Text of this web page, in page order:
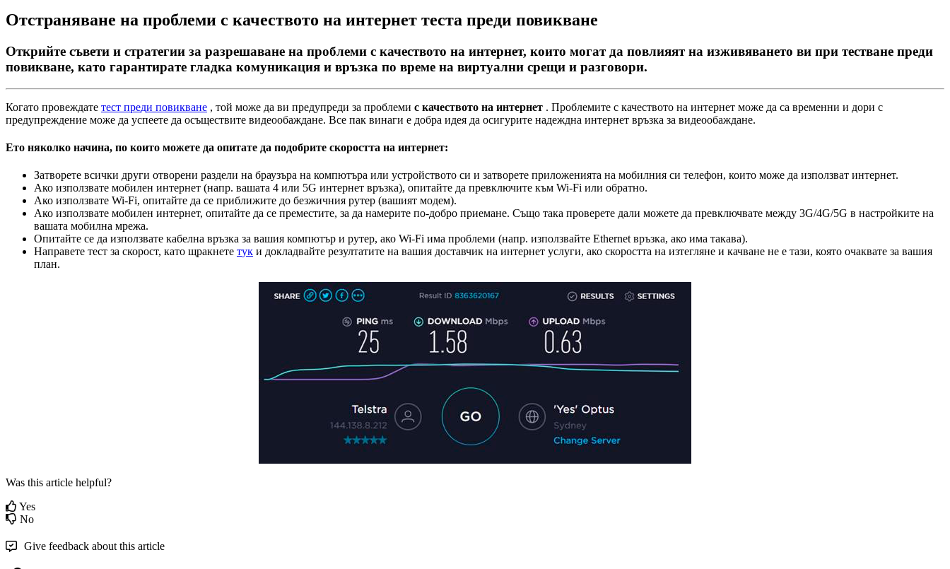
Отстраняване на проблеми с качеството на интернет теста преди повикване
Открийте съвети и стратегии за разрешаване на проблеми с качеството на интернет, които могат да повлияят на изживяването ви при тестване преди
повикване, като гарантирате гладка комуникация и връзка по време на виртуални срещи и разговори.
Когато провеждате тест преди повикване , той може да ви предупреди за проблеми с качеството на интернет . Проблемите с качеството на интернет може да са временни и дори с
предупреждение може да успеете да осъществите видеообаждане. Все пак винаги е добра идея да осигурите надеждна интернет връзка за видеообаждане.
Ето няколко начина, по които можете да опитате да подобрите скоростта на интернет:
Затворете всички други отворени раздели на браузъра на компютъра или устройството си и затворете приложенията на мобилния си телефон, които може да използват интернет.
Ако използвате мобилен интернет (напр. вашата 4 или 5G интернет връзка), опитайте да превключите към Wi-Fi или обратно.
Ако използвате Wi-Fi, опитайте да се приближите до безжичния рутер (вашият модем).
Ако използвате мобилен интернет, опитайте да се преместите, за да намерите по-добро приемане. Също така проверете дали можете да превключвате между 3G/4G/5G в настройките на
вашата мобилна мрежа.
Опитайте се да използвате кабелна връзка за вашия компютър и рутер, ако Wi-Fi има проблеми (напр. използвайте Ethernet връзка, ако има такава).
Направете тест за скорост, като щракнете тук и докладвайте резултатите на вашия доставчик на интернет услуги, ако скоростта на изтегляне и качване не е тази, която очаквате за вашия
план.
Was this article helpful?
Yes
No
Give feedback about this article